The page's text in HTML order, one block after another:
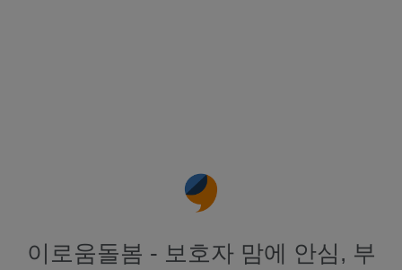
이로움돌봄 - 보호자 맘에 안심, 부